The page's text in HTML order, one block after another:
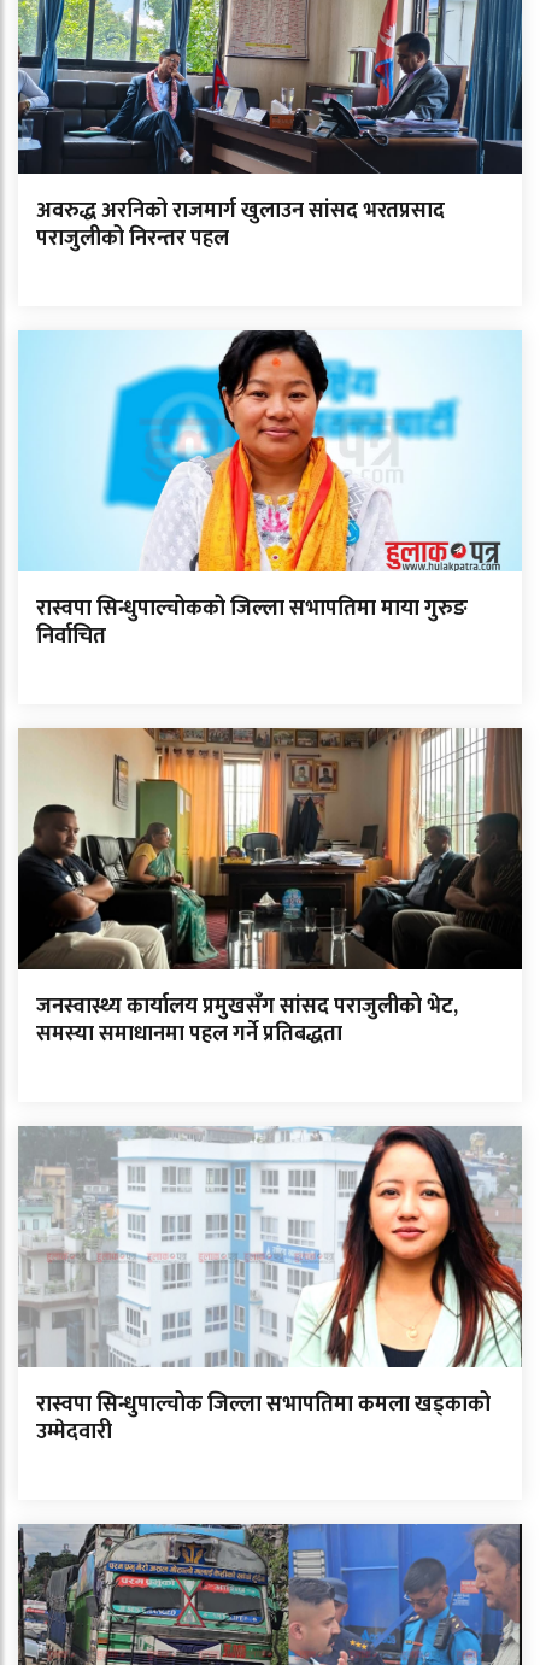
अवरुद्ध अरनिको राजमार्ग खुलाउन सांसद भरतप्रसाद
पराजुलीको निरन्तर पहल
रास्वपा सिन्धुपाल्चोकको जिल्ला सभापतिमा माया गुरुङ
निर्वाचित
जनस्वास्थ्य कार्यालय प्रमुखसँग सांसद पराजुलीको भेट,
समस्या समाधानमा पहल गर्ने प्रतिबद्धता
रास्वपा सिन्धुपाल्चोक जिल्ला सभापतिमा कमला खड्काको
उम्मेदवारी